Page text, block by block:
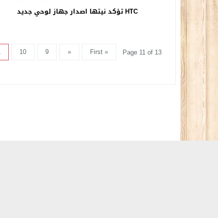
HTC تؤكد نيتها اصدار جهاز لوحي جديد
Page 11 of 13
« First
«
9
10